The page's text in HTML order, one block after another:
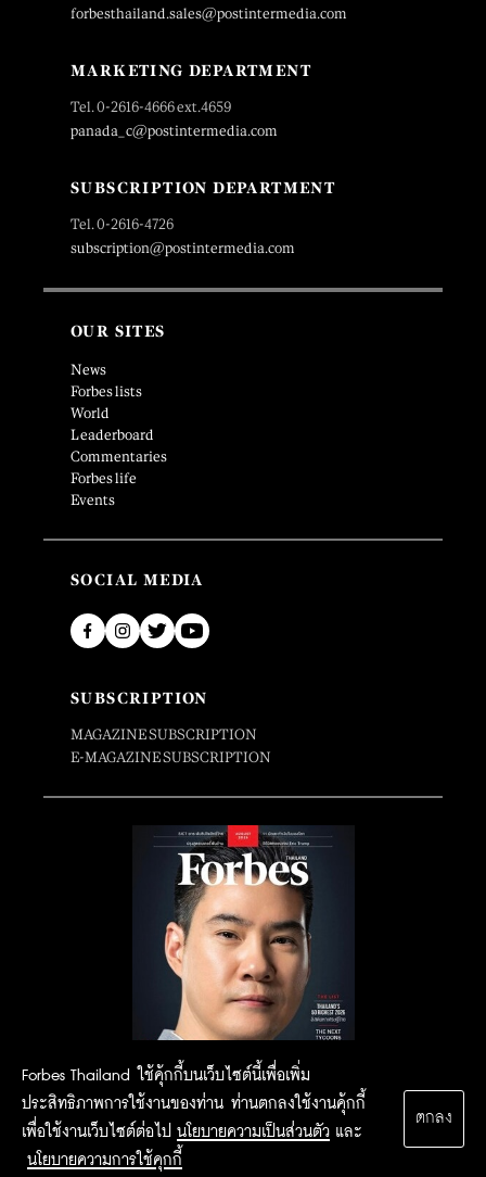
Forbes Thailand ใช้คุ้กกี้บนเว็บไซต์นี้เพื่อเพิ่ม
ประสิทธิภาพการใช้งานของท่าน ท่านตกลงใช้งานคุ้กกี้
เพื่อใช้งานเว็บไซต์ต่อไป นโยบายความเป็นส่วนตัว และ
นโยบายความการใช้คุกกี้
ตกลง
forbesthailand.sales@postintermedia.com
MARKETING DEPARTMENT
Tel. 0-2616-4666 ext.4659
panada_c@postintermedia.com
SUBSCRIPTION DEPARTMENT
Tel. 0-2616-4726
subscription@postintermedia.com
OUR SITES
News
Forbes lists
World
Leaderboard
Commentaries
Forbes life
Events
SOCIAL MEDIA
SUBSCRIPTION
MAGAZINE SUBSCRIPTION
E-MAGAZINE SUBSCRIPTION